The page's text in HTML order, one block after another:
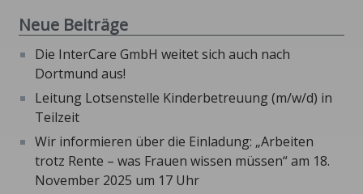
Neue Beiträge
Die InterCare GmbH weitet sich auch nach
Dortmund aus!
Leitung Lotsenstelle Kinderbetreuung (m/w/d) in
Teilzeit
Wir informieren über die Einladung: „Arbeiten
trotz Rente – was Frauen wissen müssen“ am 18.
November 2025 um 17 Uhr